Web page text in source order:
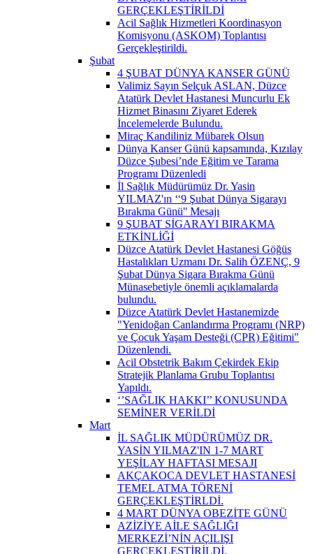
GERÇEKLEŞTİRİLDİ
Acil Sağlık Hizmetleri Koordinasyon
Komisyonu (ASKOM) Toplantısı
Gerçekleştirildi.
Şubat
4 ŞUBAT DÜNYA KANSER GÜNÜ
Valimiz Sayın Selçuk ASLAN, Düzce
Atatürk Devlet Hastanesi Muncurlu Ek
Hizmet Binasını Ziyaret Ederek
İncelemelerde Bulundu.
Miraç Kandiliniz Mübarek Olsun
Dünya Kanser Günü kapsamında, Kızılay
Düzce Şubesi’nde Eğitim ve Tarama
Programı Düzenledi
İl Sağlık Müdürümüz Dr. Yasin
YILMAZ'ın ‘‘9 Şubat Dünya Sigarayı
Bırakma Günü'' Mesajı
9 ŞUBAT SİGARAYI BIRAKMA
ETKİNLİĞİ
Düzce Atatürk Devlet Hastanesi Göğüs
Hastalıkları Uzmanı Dr. Salih ÖZENÇ, 9
Şubat Dünya Sigara Bırakma Günü
Münasebetiyle önemli açıklamalarda
bulundu.
Düzce Atatürk Devlet Hastanemizde
"Yenidoğan Canlandırma Programı (NRP)
ve Çocuk Yaşam Desteği (CPR) Eğitimi"
Düzenlendi.
Acil Obstetrik Bakım Çekirdek Ekip
Stratejik Planlama Grubu Toplantısı
Yapıldı.
‘’SAĞLIK HAKKI’’ KONUSUNDA
SEMİNER VERİLDİ
Mart
İL SAĞLIK MÜDÜRÜMÜZ DR.
YASİN YILMAZ'IN 1-7 MART
YEŞİLAY HAFTASI MESAJI
AKÇAKOCA DEVLET HASTANESİ
TEMEL ATMA TÖRENİ
GERÇEKLEŞTİRLDİ.
4 MART DÜNYA OBEZİTE GÜNÜ
AZİZİYE AİLE SAĞLIĞI
MERKEZİ’NİN AÇILIŞI
GERÇEKLEŞTİRİLDİ.